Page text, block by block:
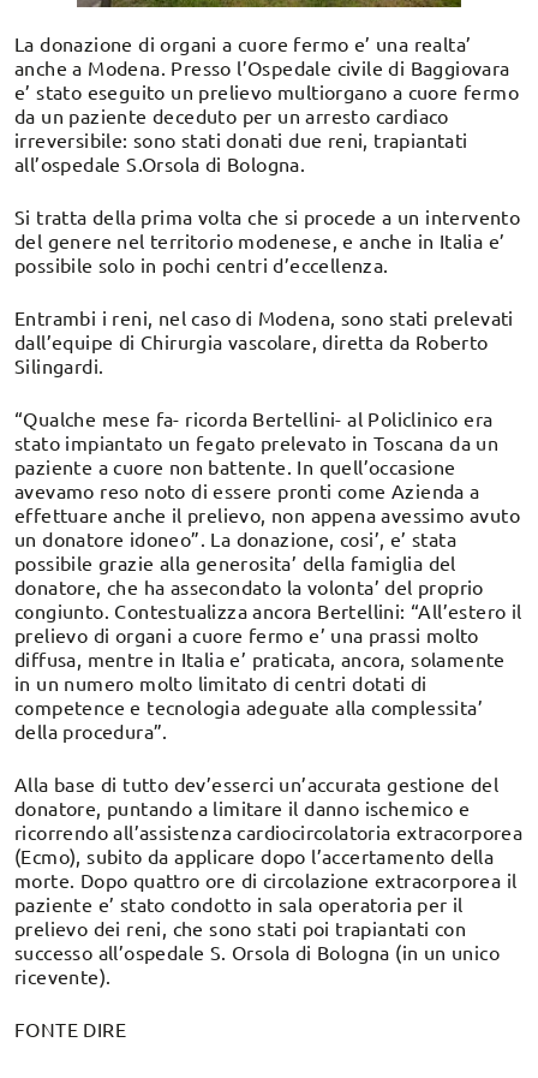
La donazione di organi a cuore fermo e’ una realta’
anche a Modena. Presso l’Ospedale civile di Baggiovara
e’ stato eseguito un prelievo multiorgano a cuore fermo
da un paziente deceduto per un arresto cardiaco
irreversibile: sono stati donati due reni, trapiantati
all’ospedale S.Orsola di Bologna.
Si tratta della prima volta che si procede a un intervento
del genere nel territorio modenese, e anche in Italia e’
possibile solo in pochi centri d’eccellenza.
Entrambi i reni, nel caso di Modena, sono stati prelevati
dall’equipe di Chirurgia vascolare, diretta da Roberto
Silingardi.
“Qualche mese fa- ricorda Bertellini- al Policlinico era
stato impiantato un fegato prelevato in Toscana da un
paziente a cuore non battente. In quell’occasione
avevamo reso noto di essere pronti come Azienda a
effettuare anche il prelievo, non appena avessimo avuto
un donatore idoneo”. La donazione, cosi’, e’ stata
possibile grazie alla generosita’ della famiglia del
donatore, che ha assecondato la volonta’ del proprio
congiunto. Contestualizza ancora Bertellini: “All’estero il
prelievo di organi a cuore fermo e’ una prassi molto
diffusa, mentre in Italia e’ praticata, ancora, solamente
in un numero molto limitato di centri dotati di
competence e tecnologia adeguate alla complessita’
della procedura”.
Alla base di tutto dev’esserci un’accurata gestione del
donatore, puntando a limitare il danno ischemico e
ricorrendo all’assistenza cardiocircolatoria extracorporea
(Ecmo), subito da applicare dopo l’accertamento della
morte. Dopo quattro ore di circolazione extracorporea il
paziente e’ stato condotto in sala operatoria per il
prelievo dei reni, che sono stati poi trapiantati con
successo all’ospedale S. Orsola di Bologna (in un unico
ricevente).
FONTE DIRE